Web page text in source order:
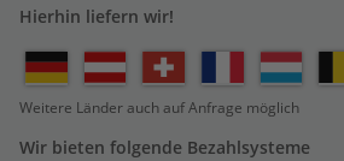
Hierhin liefern wir!
Weitere Länder auch auf Anfrage möglich
Wir bieten folgende Bezahlsysteme